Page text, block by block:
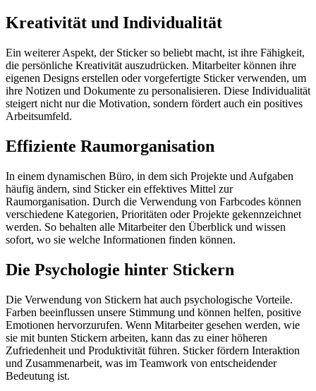
Kreativität und Individualität
Ein weiterer Aspekt, der Sticker so beliebt macht, ist ihre Fähigkeit,
die persönliche Kreativität auszudrücken. Mitarbeiter können ihre
eigenen Designs erstellen oder vorgefertigte Sticker verwenden, um
ihre Notizen und Dokumente zu personalisieren. Diese Individualität
steigert nicht nur die Motivation, sondern fördert auch ein positives
Arbeitsumfeld.
Effiziente Raumorganisation
In einem dynamischen Büro, in dem sich Projekte und Aufgaben
häufig ändern, sind Sticker ein effektives Mittel zur
Raumorganisation. Durch die Verwendung von Farbcodes können
verschiedene Kategorien, Prioritäten oder Projekte gekennzeichnet
werden. So behalten alle Mitarbeiter den Überblick und wissen
sofort, wo sie welche Informationen finden können.
Die Psychologie hinter Stickern
Die Verwendung von Stickern hat auch psychologische Vorteile.
Farben beeinflussen unsere Stimmung und können helfen, positive
Emotionen hervorzurufen. Wenn Mitarbeiter gesehen werden, wie
sie mit bunten Stickern arbeiten, kann das zu einer höheren
Zufriedenheit und Produktivität führen. Sticker fördern Interaktion
und Zusammenarbeit, was im Teamwork von entscheidender
Bedeutung ist.